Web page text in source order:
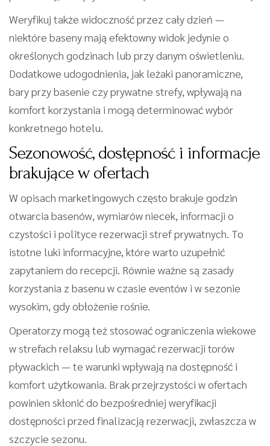
Weryfikuj także widoczność przez cały dzień —
niektóre baseny mają efektowny widok jedynie o
określonych godzinach lub przy danym oświetleniu.
Dodatkowe udogodnienia, jak leżaki panoramiczne,
bary przy basenie czy prywatne strefy, wpływają na
komfort korzystania i mogą determinować wybór
konkretnego hotelu.
Sezonowość, dostępność i informacje
brakujące w ofertach
W opisach marketingowych często brakuje godzin
otwarcia basenów, wymiarów niecek, informacji o
czystości i polityce rezerwacji stref prywatnych. To
istotne luki informacyjne, które warto uzupełnić
zapytaniem do recepcji. Równie ważne są zasady
korzystania z basenu w czasie eventów i w sezonie
wysokim, gdy obłożenie rośnie.
Operatorzy mogą też stosować ograniczenia wiekowe
w strefach relaksu lub wymagać rezerwacji torów
pływackich — te warunki wpływają na dostępność i
komfort użytkowania. Brak przejrzystości w ofertach
powinien skłonić do bezpośredniej weryfikacji
dostępności przed finalizacją rezerwacji, zwłaszcza w
szczycie sezonu.